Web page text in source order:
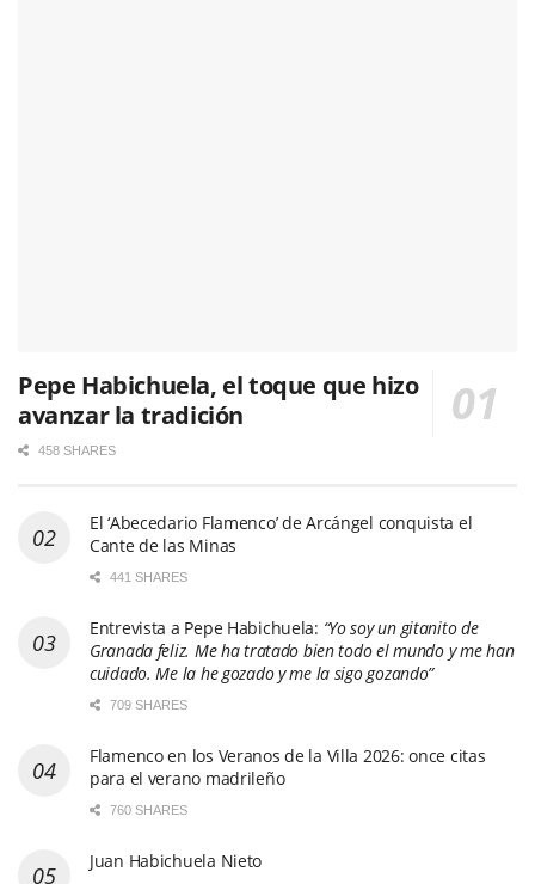
Pepe Habichuela, el toque que hizo
avanzar la tradición
458 SHARES
El ‘Abecedario Flamenco’ de Arcángel conquista el
Cante de las Minas
441 SHARES
Entrevista a Pepe Habichuela: “Yo soy un gitanito de
Granada feliz. Me ha tratado bien todo el mundo y me han
cuidado. Me la he gozado y me la sigo gozando”
709 SHARES
Flamenco en los Veranos de la Villa 2026: once citas
para el verano madrileño
760 SHARES
Juan Habichuela Nieto